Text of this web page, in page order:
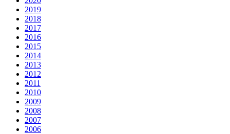
2019
2018
2017
2016
2015
2014
2013
2012
2011
2010
2009
2008
2007
2006